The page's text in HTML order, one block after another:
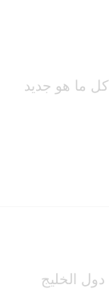
كل ما هو جديد